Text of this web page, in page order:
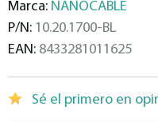
Marca: NANOCABLE
P/N: 10.20.1700-BL
EAN: 8433281011625
Sé el primero en